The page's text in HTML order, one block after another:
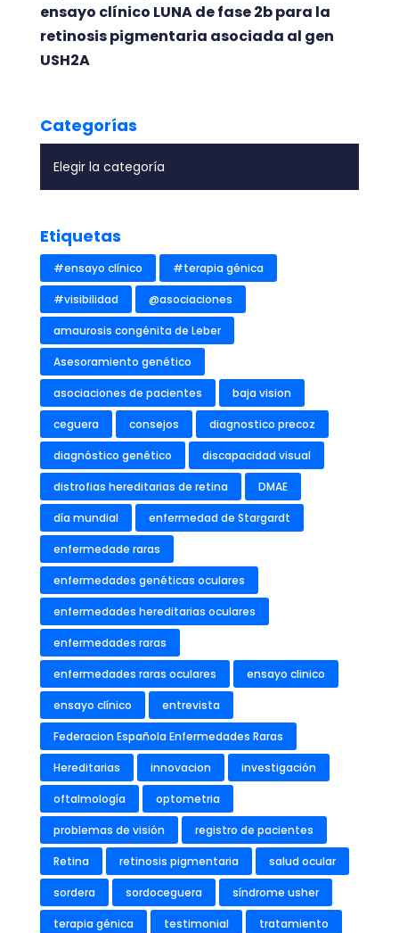
ensayo clínico LUNA de fase 2b para la
retinosis pigmentaria asociada al gen
USH2A
Categorías
Etiquetas
#ensayo clínico #terapia génica
#visibilidad @asociaciones
amaurosis congénita de Leber
Asesoramiento genético
asociaciones de pacientes baja vision
ceguera consejos diagnostico precoz
diagnóstico genético discapacidad visual
distrofias hereditarias de retina DMAE
día mundial enfermedad de Stargardt
enfermedade raras
enfermedades genéticas oculares
enfermedades hereditarias oculares
enfermedades raras
enfermedades raras oculares ensayo clinico
ensayo clínico entrevista
Federacion Española Enfermedades Raras
Hereditarias innovacion investigación
oftalmología optometria
problemas de visión registro de pacientes
Retina retinosis pigmentaria salud ocular
sordera sordoceguera síndrome usher
terapia génica testimonial tratamiento